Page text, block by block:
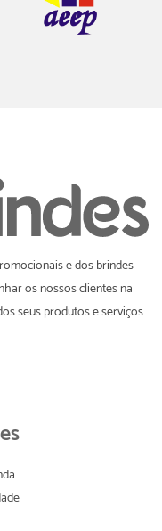
e dos brindes
os nossos clientes na
seus produtos e serviços.